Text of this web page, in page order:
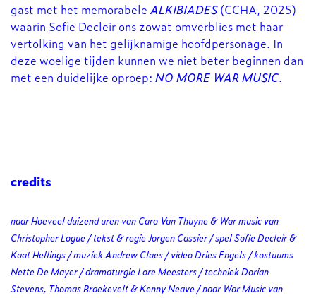
gast met het memorabele ALKIBIADES(CCHA, 2025)
waarin Sofie Decleir ons zowat omverblies met haar
vertolking van het gelijknamige hoofdpersonage. In
deze woelige tijden kunnen we niet beter beginnen dan
met een duidelijke oproep: NO MORE WAR MUSIC.
credits
naar Hoeveel duizend uren van Caro Van Thuyne & War music van
Christopher Logue / tekst & regie Jorgen Cassier / spel Sofie Decleir &
Kaat Hellings / muziek Andrew Claes / video Dries Engels / kostuums
Nette De Mayer / dramaturgie Lore Meesters / techniek Dorian
Stevens, Thomas Braekevelt & Kenny Neave / naar War Music van